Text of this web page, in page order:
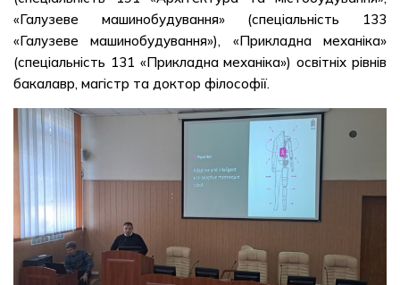
«Галузеве машинобудування» (спеціальність 133
«Галузеве машинобудування»), «Прикладна механіка»
(спеціальність 131 «Прикладна механіка») освітніх рівнів
бакалавр, магістр та доктор філософії.